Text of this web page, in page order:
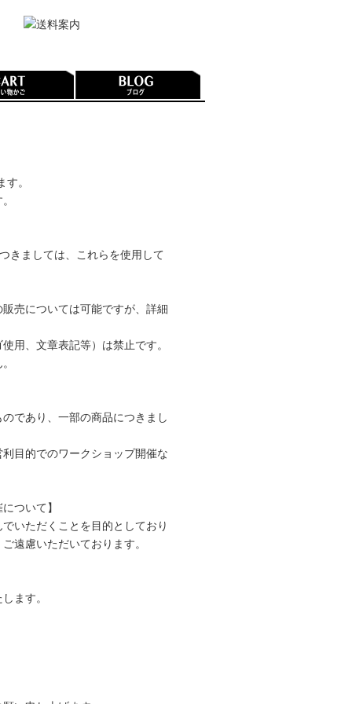
。
きましては、これらを使用して
売については可能ですが、詳細
用、文章表記等）は禁止です。
であり、一部の商品につきまし
目的でのワークショップ開催な
ついて】
いただくことを目的としており
遠慮いただいております。
ます。